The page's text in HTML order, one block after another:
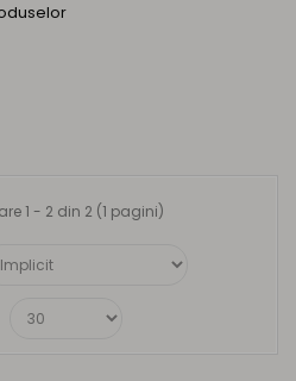
1 - 2 din 2 (1 pagini)